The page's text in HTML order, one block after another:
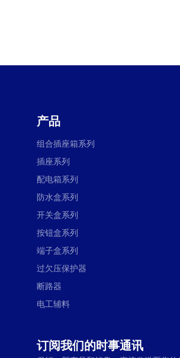
产品
组合插座箱系列
插座系列
配电箱系列
防水盒系列
开关盒系列
按钮盒系列
端子盒系列
过欠压保护器
断路器
电工辅料
订阅我们的时事通讯